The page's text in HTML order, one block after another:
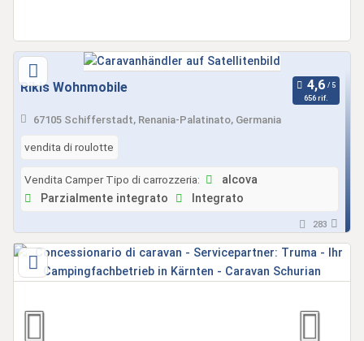
Rikis Wohnmobile
656 rif.
67105 Schifferstadt, Renania-Palatinato, Germania
vendita di roulotte
Vendita Camper Tipo di carrozzeria:
alcova
Parzialmente integrato
Integrato
283